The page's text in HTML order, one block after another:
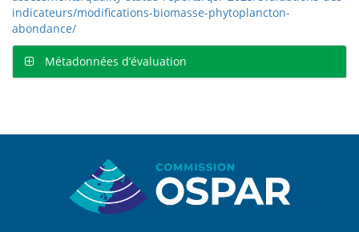
indicateurs/modifications-biomasse-phytoplancton-
abondance/
Métadonnées d’évaluation